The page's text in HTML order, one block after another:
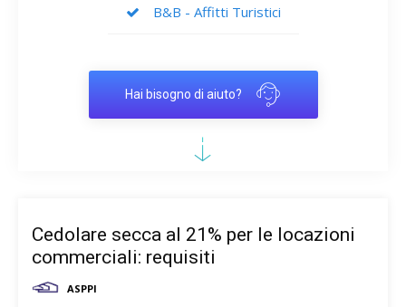
B&B - Affitti Turistici
Hai bisogno di aiuto?
Cedolare secca al 21% per le locazioni
commerciali: requisiti
ASPPI